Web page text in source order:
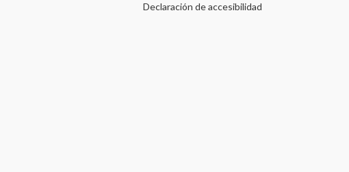
Declaración de accesibilidad